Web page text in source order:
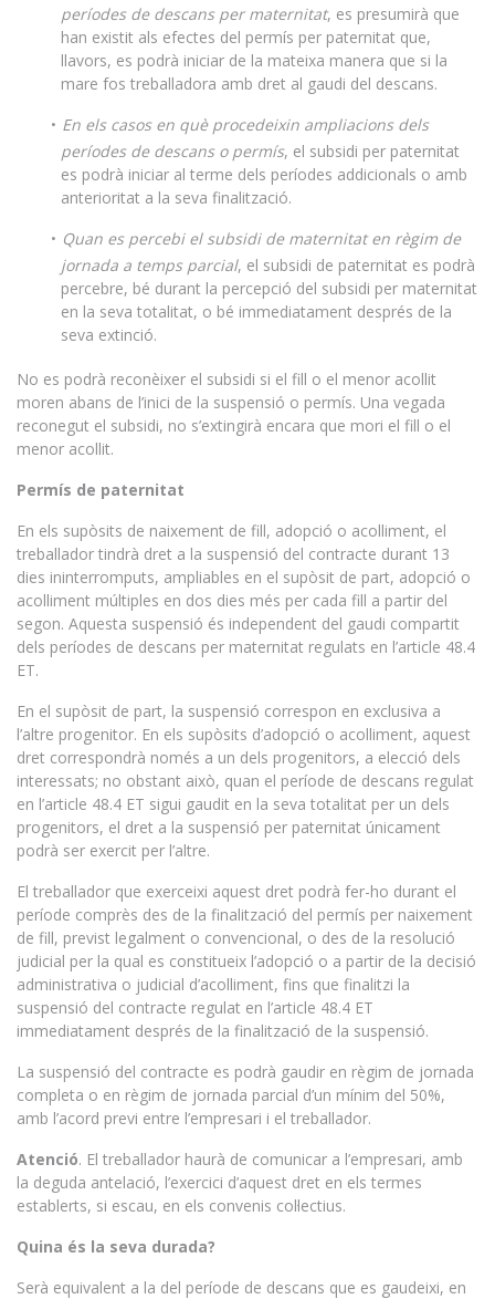
períodes de descans per maternitat, es presumirà que
han existit als efectes del permís per paternitat que,
llavors, es podrà iniciar de la mateixa manera que si la
mare fos treballadora amb dret al gaudi del descans.
En els casos en què procedeixin ampliacions dels
períodes de descans o permís, el subsidi per paternitat
es podrà iniciar al terme dels períodes addicionals o amb
anterioritat a la seva finalització.
Quan es percebi el subsidi de maternitat en règim de
jornada a temps parcial, el subsidi de paternitat es podrà
percebre, bé durant la percepció del subsidi per maternitat
en la seva totalitat, o bé immediatament després de la
seva extinció.
No es podrà reconèixer el subsidi si el fill o el menor acollit
moren abans de l’inici de la suspensió o permís. Una vegada
reconegut el subsidi, no s’extingirà encara que mori el fill o el
menor acollit.
Permís de paternitat
En els supòsits de naixement de fill, adopció o acolliment, el
treballador tindrà dret a la suspensió del contracte durant 13
dies ininterromputs, ampliables en el supòsit de part, adopció o
acolliment múltiples en dos dies més per cada fill a partir del
segon. Aquesta suspensió és independent del gaudi compartit
dels períodes de descans per maternitat regulats en l’article 48.4
ET.
En el supòsit de part, la suspensió correspon en exclusiva a
l’altre progenitor. En els supòsits d’adopció o acolliment, aquest
dret correspondrà només a un dels progenitors, a elecció dels
interessats; no obstant això, quan el període de descans regulat
en l’article 48.4 ET sigui gaudit en la seva totalitat per un dels
progenitors, el dret a la suspensió per paternitat únicament
podrà ser exercit per l’altre.
El treballador que exerceixi aquest dret podrà fer-ho durant el
període comprès des de la finalització del permís per naixement
de fill, previst legalment o convencional, o des de la resolució
judicial per la qual es constitueix l’adopció o a partir de la decisió
administrativa o judicial d’acolliment, fins que finalitzi la
suspensió del contracte regulat en l’article 48.4 ET
immediatament després de la finalització de la suspensió.
La suspensió del contracte es podrà gaudir en règim de jornada
completa o en règim de jornada parcial d’un mínim del 50%,
amb l’acord previ entre l’empresari i el treballador.
Atenció. El treballador haurà de comunicar a l’empresari, amb
la deguda antelació, l’exercici d’aquest dret en els termes
establerts, si escau, en els convenis col·lectius.
Quina és la seva durada?
Serà equivalent a la del període de descans que es gaudeixi, en